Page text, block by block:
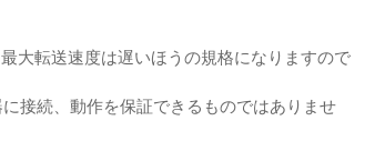
大転送速度は遅いほうの規格になりますので
接続、動作を保証できるものではありませ